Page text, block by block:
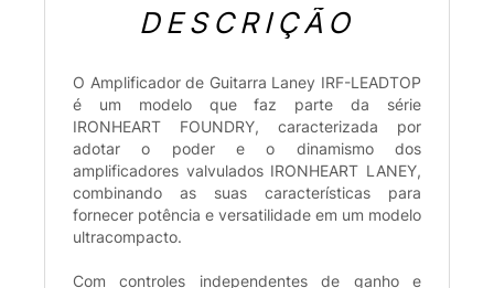
DESCRIÇÃO
O Amplificador de Guitarra Laney IRF-LEADTOP
é um modelo que faz parte da série
IRONHEART FOUNDRY, caracterizada por
adotar o poder e o dinamismo dos
amplificadores valvulados IRONHEART LANEY,
combinando as suas características para
fornecer potência e versatilidade em um modelo
ultracompacto.
Com controles independentes de ganho e